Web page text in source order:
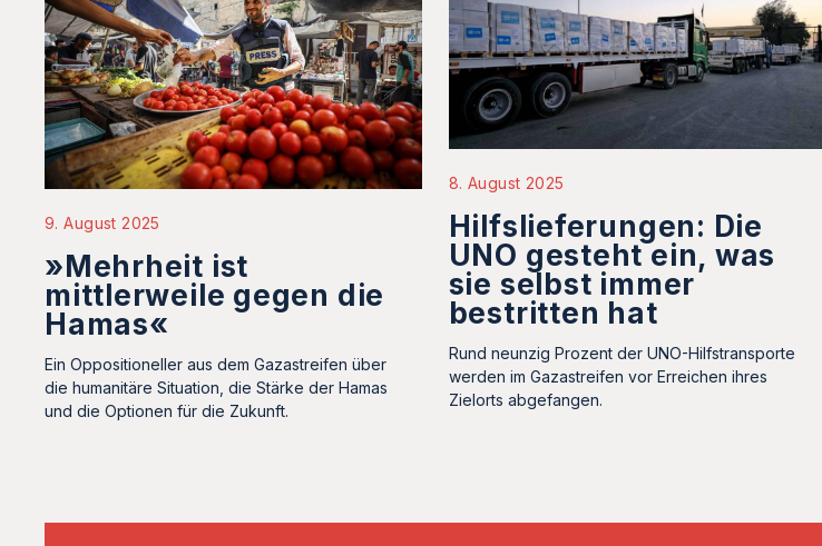
9. August 2025
»Mehrheit ist
mittlerweile gegen die
Hamas«
Ein Oppositioneller aus dem Gazastreifen über
die humanitäre Situation, die Stärke der Hamas
und die Optionen für die Zukunft.
8. August 2025
Hilfslieferungen: Die
UNO gesteht ein, was
sie selbst immer
bestritten hat
Rund neunzig Prozent der UNO-Hilfstransporte
werden im Gazastreifen vor Erreichen ihres
Zielorts abgefangen.